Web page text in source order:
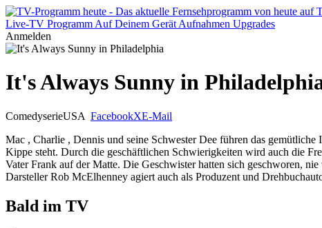
Live-TV Programm Auf Deinem Gerät Aufnahmen Upgrades
Anmelden
It's Always Sunny in
ComedyserieUSA FacebookXE-Mail
Mac , Charlie , Dennis und seine Schwester Dee führen das
Kippe steht. Durch die geschäftlichen Schwierigkeiten wird auch die
Vater Frank auf der Matte. Die Geschwister hatten sich geschworen,
Darsteller Rob McElhenney agiert auch als Produzent und
Bald im TV